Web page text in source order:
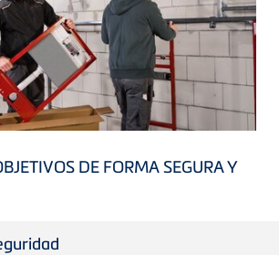
DE FORMA SEGURA Y